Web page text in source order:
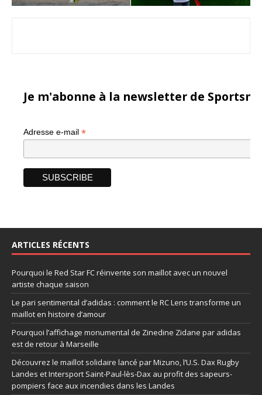
Je m'abonne à la newsletter de
Adresse e-mail *
ARTICLES RÉCENTS
Pourquoi le Red Star FC réinvente son maillot avec un nouvel
artiste chaque saison
Le pari sentimental d’adidas : comment le RC Lens transforme un
maillot en histoire d’amour
Pourquoi l’affichage monumental de Zinedine Zidane par adidas
est de retour à Marseille
Découvrez le maillot solidaire lancé par Mizuno, l’U.S. Dax Rugby
Landes et Intersport Saint-Paul-lès-Dax au profit des sapeurs-
pompiers face aux incendies dans les Landes